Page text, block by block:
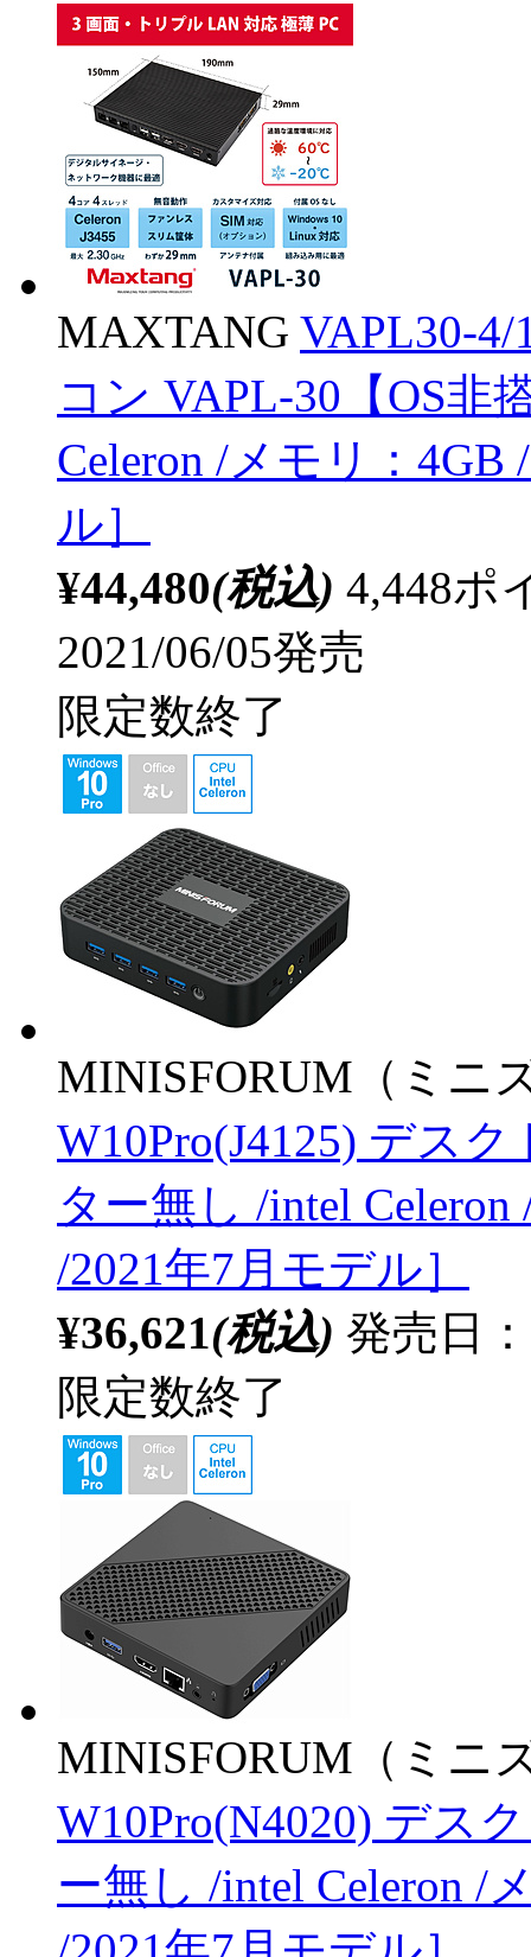
MAXTANG VAPL30-
コン VAPL-30【OS非
Celeron /メモリ：4GB
ル］
¥44,480(税込) 4,448ポ
2021/06/05発売
限定数終了
MINISFORUM（ミニ
W10Pro(J4125) デス
ター無し /intel
/2021年7月モデル］
¥36,621(税込) 発売日
限定数終了
MINISFORUM（ミニ
W10Pro(N4020) デス
ー無し /intel Celeron /